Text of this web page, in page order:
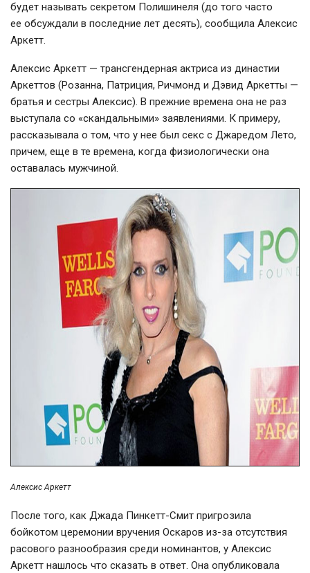
будет называть секретом Полишинеля (до того часто
ее обсуждали в последние лет десять), сообщила Алексис
Аркетт.
Алексис Аркетт — трансгендерная актриса из династии
Аркеттов (Розанна, Патриция, Ричмонд и Дэвид Аркетты —
братья и сестры Алексис). В прежние времена она не раз
выступала со «скандальными» заявлениями. К примеру,
рассказывала о том, что у нее был секс с Джаредом Лето,
причем, еще в те времена, когда физиологически она
оставалась мужчиной.
Алексис Аркетт
После того, как Джада Пинкетт-Смит пригрозила
бойкотом церемонии вручения Оскаров из-за отсутствия
расового разнообразия среди номинантов, у Алексис
Аркетт нашлось что сказать в ответ. Она опубликовала